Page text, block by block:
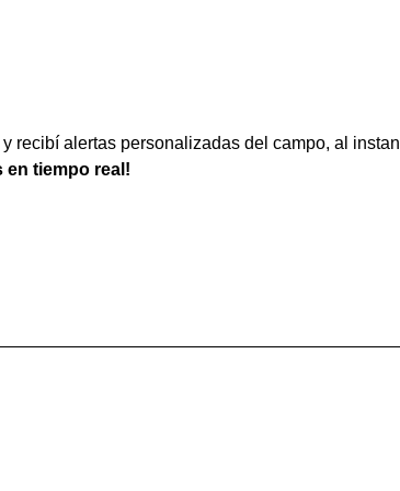
recibí alertas personalizadas del campo, al
en tiempo real!